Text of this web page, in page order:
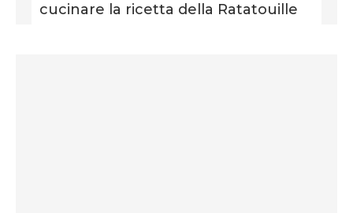
cucinare la ricetta della Ratatouille